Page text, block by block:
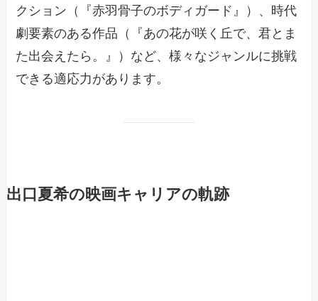
クション（『赤羽骨子のボディガード』）、時代
劇要素のある作品（『あの花が咲く丘で、君とま
た出会えたら。』）など、様々なジャンルに挑戦
できる適応力があります。
出口夏希の映画キャリアの軌跡